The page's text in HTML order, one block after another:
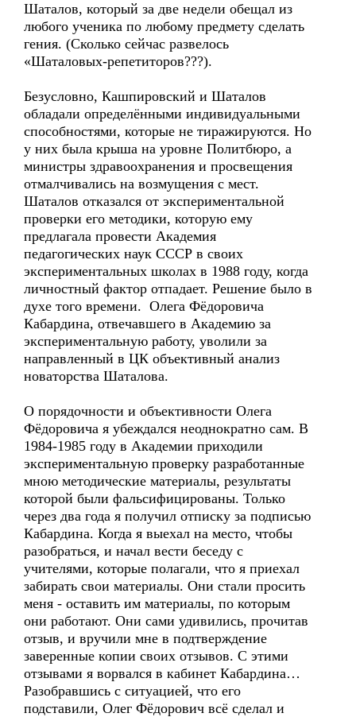
Шаталов, который за две недели обещал из
любого ученика по любому предмету сделать
гения. (Сколько сейчас развелось
«Шаталовых-репетиторов???).
Безусловно, Кашпировский и Шаталов
обладали определёнными индивидуальными
способностями, которые не тиражируются. Но
у них была крыша на уровне Политбюро, а
министры здравоохранения и просвещения
отмалчивались на возмущения с мест.
Шаталов отказался от экспериментальной
проверки его методики, которую ему
предлагала провести Академия
педагогических наук СССР в своих
экспериментальных школах в 1988 году, когда
личностный фактор отпадает. Решение было в
духе того времени. Олега Фёдоровича
Кабардина, отвечавшего в Академию за
экспериментальную работу, уволили за
направленный в ЦК объективный анализ
новаторства Шаталова.
О порядочности и объективности Олега
Фёдоровича я убеждался неоднократно сам. В
1984-1985 году в Академии приходили
экспериментальную проверку разработанные
мною методические материалы, результаты
которой были фальсифицированы. Только
через два года я получил отписку за подписью
Кабардина. Когда я выехал на место, чтобы
разобраться, и начал вести беседу с
учителями, которые полагали, что я приехал
забирать свои материалы. Они стали просить
меня - оставить им материалы, по которым
они работают. Они сами удивились, прочитав
отзыв, и вручили мне в подтверждение
заверенные копии своих отзывов. С этими
отзывами я ворвался в кабинет Кабардина…
Разобравшись с ситуацией, что его
подставили, Олег Фёдорович всё сделал и